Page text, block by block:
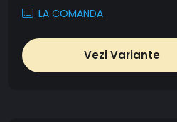
LA COMANDA
Vezi Variante